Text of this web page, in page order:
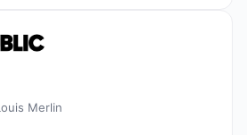
Merlin